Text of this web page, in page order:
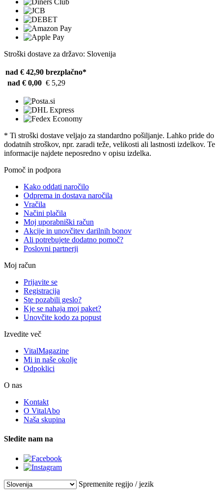
Stroški dostave za državo: Slovenija
nad € 42,90 brezplačno*
nad € 0,00 € 5,29
* Ti stroški dostave veljajo za standardno pošiljanje. Lahko pride do
dodatnih stroškov, npr. zaradi teže, velikosti ali lastnosti izdelkov. Te
informacije najdete neposredno v opisu izdelka.
Pomoč in podpora
Kako oddati naročilo
Odprema in dostava naročila
Vračila
Načini plačila
Moj uporabniški račun
Akcije in unovčitev darilnih bonov
Ali potrebujete dodatno pomoč?
Poslovni partnerji
Moj račun
Prijavite se
Registracija
Ste pozabili geslo?
Kje se nahaja moj paket?
Unovčite kodo za popust
Izvedite več
VitalMagazine
Mi in naše okolje
Odpoklici
O nas
Kontakt
O VitalAbo
Naša skupina
Sledite nam na
Spremenite regijo / jezik